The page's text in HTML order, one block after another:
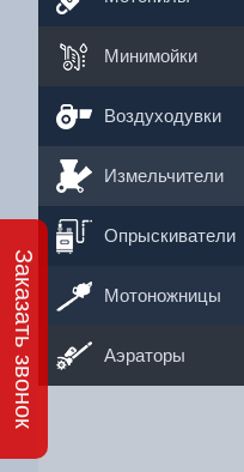
Минимойки
Воздуходувки
Измельчители
Опрыскиватели
Мотоножницы
Аэраторы
Заказать звонок